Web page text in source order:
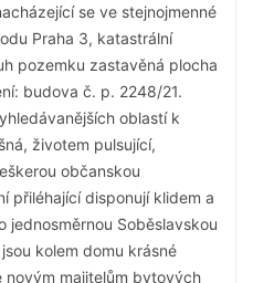
se ve stejnojmenné
Praha 3, katastrální
pozemku zastavěná plocha
budova č. p. 2248/21.
oblastí k
životem pulsující,
občanskou
přiléhající disponují klidem a
jednosměrnou Soběslavskou
kolem domu krásné
majitelům bytových